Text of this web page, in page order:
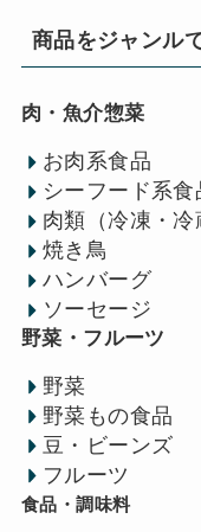
商品をジャンル
肉・魚介惣菜
お肉系食品
シーフード系食
肉類（冷凍・冷
焼き鳥
ハンバーグ
ソーセージ
野菜・フルーツ
野菜
野菜もの食品
豆・ビーンズ
フルーツ
食品・調味料